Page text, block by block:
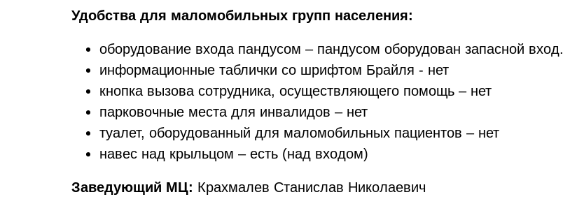
Удобства для маломобильных групп населения:
оборудование входа пандусом – пандусом оборудован запасной вход.
информационные таблички со шрифтом Брайля - нет
кнопка вызова сотрудника, осуществляющего помощь – нет
парковочные места для инвалидов – нет
туалет, оборудованный для маломобильных пациентов – нет
навес над крыльцом – есть (над входом)
Заведующий МЦ: Крахмалев Станислав Николаевич